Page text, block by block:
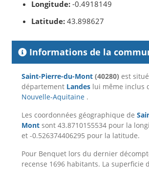
Longitude: -0.4918149
Latitude: 43.898627
Informations de la
Saint-Pierre-du-Mont (40280) est
département Landes lui même inclus
Nouvelle-Aquitaine .
Les coordonnées géographique de
Mont sont 43.8710155534 pour la
et -0.526374406295 pour la latitude.
Pour Benquet lors du dernier
recense 1696 habitants. La superficie